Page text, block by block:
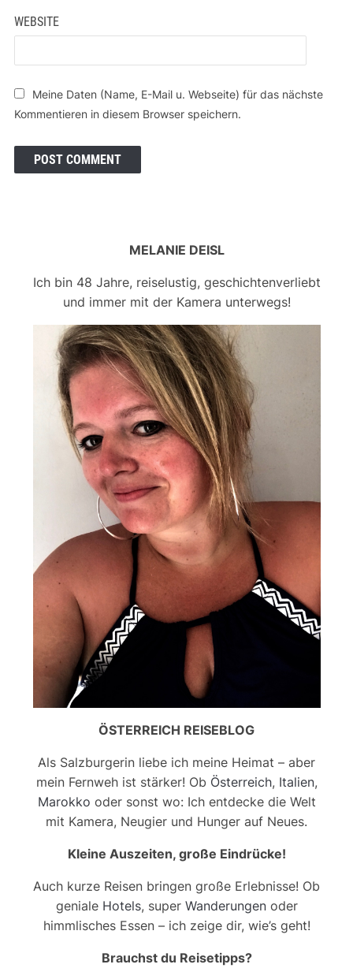
WEBSITE
Meine Daten (Name, E-Mail u. Webseite) für das nächste
Kommentieren in diesem Browser speichern.
MELANIE DEISL
Ich bin 48 Jahre, reiselustig, geschichtenverliebt
und immer mit der Kamera unterwegs!
ÖSTERREICH REISEBLOG
Als Salzburgerin liebe ich meine Heimat – aber
mein Fernweh ist stärker! Ob Österreich, Italien,
Marokko oder sonst wo: Ich entdecke die Welt
mit Kamera, Neugier und Hunger auf Neues.
Kleine Auszeiten, große Eindrücke!
Auch kurze Reisen bringen große Erlebnisse! Ob
geniale Hotels, super Wanderungenoder
himmlisches Essen – ich zeige dir, wie’s geht!
Brauchst du Reisetipps?